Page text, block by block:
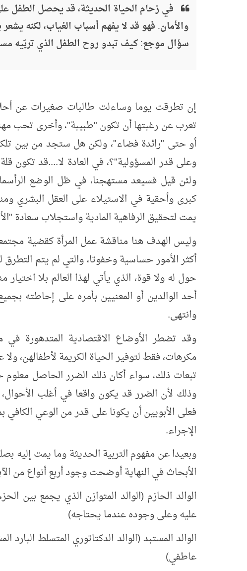
في زحام الحياة الحديثة، قد يحصل الطفل
والأمان. فهو قد لا يفهم أسباب الغياب، لكنه يشعر
سؤال موجع: كيف تبدو روح الطفل الذي تربّيه
إن تطرقت يوما وساءلت طالبات صغيرات عن
تعرب عن رغبتها أن تكون "طبيبة"، وأخرى تحب
أو حتى "رائدة فضاء"، ولكن هل ستجد من بين
وعلى قدر المسؤولية"؟، في العادة لا....قد تكون
ولئن قيل فسيعد مستهجنا، في ظل الوضع
كبرى وأحقية في الاستيلاء على العقل البشري
يمت لتحقيق الرفاهية المادية واستجلاب سعادة
وليس الهدف هنا مناقشة عمل المرأة كقضية
أكثر الأمور حساسية وخفوتا، والتي لم يتم
حول له ولا قوة، الذي يأتي لهذا العالم بلا
أحد الوالدين أو المعنيين بأمره على إحاطته
وانتهى.
وقد تضطر الأوضاع الاقتصادية المتدهورة في
مكرهات، فقط لتوفير الحياة الكريمة لأطفالهن،
تبعات ذلك، سواء أكان ذلك الضرر الحاصل
وذلك لأن الضرر قد يكون واقعا في أغلب
فعلى الأبويين أن يكونا على قدر من الوعي
الإجراء.
وبعيدا عن مفهوم التربية الحديثة وما يمت إليه
الأبحاث في النهاية أوضحت وجود أربع أنواع من
الوالد الحازم (الوالد المتوازن الذي يجمع بين
عليه وعلى وجوده عندما يحتاجه)
الوالد المستبد (الوالد الدكتاتوري المتسلط
عاطفي)